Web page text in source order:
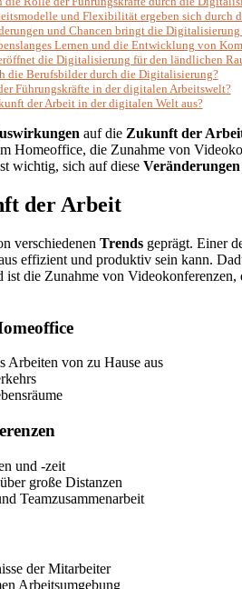
und Flexibilität ergeben sich durch
und Chancen bringt die
Lernen und die Entwicklung von
die Digitalisierung für den ländlichen
die Berufsbilder durch die Digitalisierung?
Führungskräfte in der digitalen Arbeitswelt?
der Arbeit in der digitalen Welt aus?
auf die Zukunft der
Homeoffice, die Zunahme von
wichtig, sich auf diese Veränderungen
der Arbeit
verschiedenen Trends geprägt. Einer
effizient und produktiv sein kann.
ist die Zunahme von
Arbeiten von zu Hause aus
und -zeit
große Distanzen
Teamzusammenarbeit
der Mitarbeiter
Arbeitsumgebung